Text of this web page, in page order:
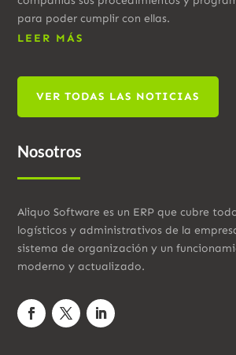
para poder cumplir con ellas.
LEER MÁS
VER TODAS LAS NOTICIAS
Nosotros
Aliquo Software es un ERP que cubre
logísticos y administrativos de la
sistema de organización y un
moderno y actualizado.